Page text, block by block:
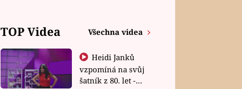
TOP Videa Všechna videa
Heidi Janků
vzpomíná na svůj
šatník z 80. let -